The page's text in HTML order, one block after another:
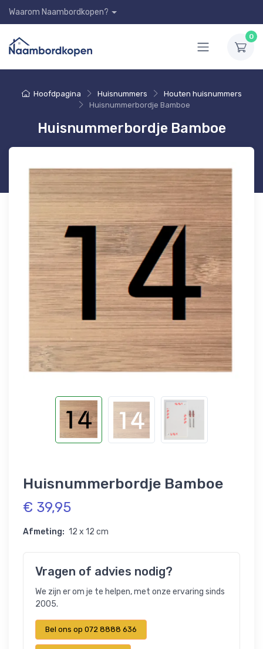
Waarom Naambordkopen?
0
Hoofdpagina Huisnummers
Houten huisnummers
Huisnummerbordje Bamboe
Huisnummerbordje Bamboe
Huisnummerbordje Bamboe
€ 39,95
Afmeting: 12 x 12 cm
Vragen of advies nodig?
We zijn er om je te helpen, met onze ervaring sinds
2005.
Bel ons op 072 8888 636